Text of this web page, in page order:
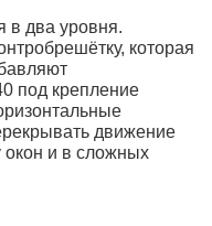
в два уровня.
которая
под крепление
движение
окон и в сложных